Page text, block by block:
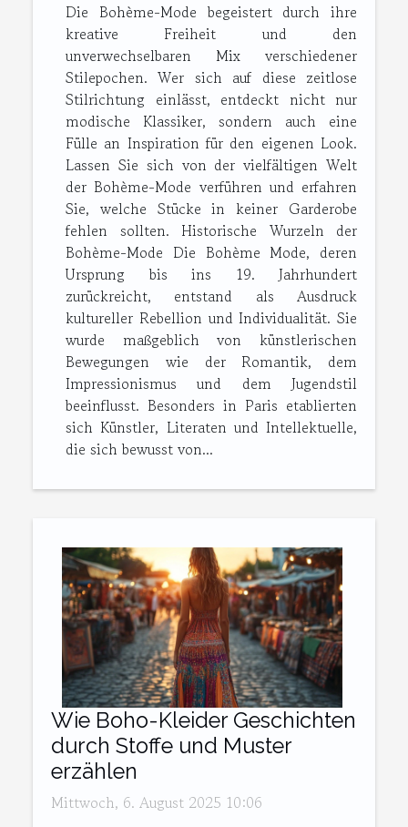
Die Bohème-Mode begeistert durch ihre
kreative Freiheit und den
unverwechselbaren Mix verschiedener
Stilepochen. Wer sich auf diese zeitlose
Stilrichtung einlässt, entdeckt nicht nur
modische Klassiker, sondern auch eine
Fülle an Inspiration für den eigenen Look.
Lassen Sie sich von der vielfältigen Welt
der Bohème-Mode verführen und erfahren
Sie, welche Stücke in keiner Garderobe
fehlen sollten. Historische Wurzeln der
Bohème-Mode Die Bohème Mode, deren
Ursprung bis ins 19. Jahrhundert
zurückreicht, entstand als Ausdruck
kultureller Rebellion und Individualität. Sie
wurde maßgeblich von künstlerischen
Bewegungen wie der Romantik, dem
Impressionismus und dem Jugendstil
beeinflusst. Besonders in Paris etablierten
sich Künstler, Literaten und Intellektuelle,
die sich bewusst von...
Wie Boho-Kleider Geschichten
durch Stoffe und Muster
erzählen
Mittwoch, 6. August 2025 10:06